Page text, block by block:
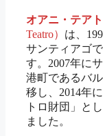
オアニ・テア
Teatro） は、
サンティアゴ
す。2007年に
港町であるバ
移し、2014年
トロ財団」と
ました。